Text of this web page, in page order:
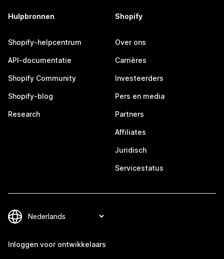
Hulpbronnen
Shopify-helpcentrum
API-documentatie
Shopify Community
Shopify-blog
Research
Shopify
Over ons
Carrières
Investeerders
Pers en media
Partners
Affiliates
Juridisch
Servicestatus
Inloggen voor ontwikkelaars